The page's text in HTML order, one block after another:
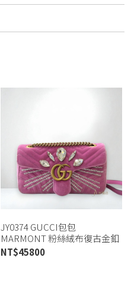
JY0374 GUCCI包包
MARMONT 粉絲絨布復古金釦
鑲寶石小號下蓋斜肩背包
443497 (板橋店)
NT$45800